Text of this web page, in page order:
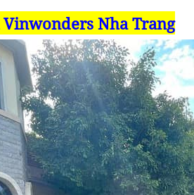
Vinwonders Nha Trang